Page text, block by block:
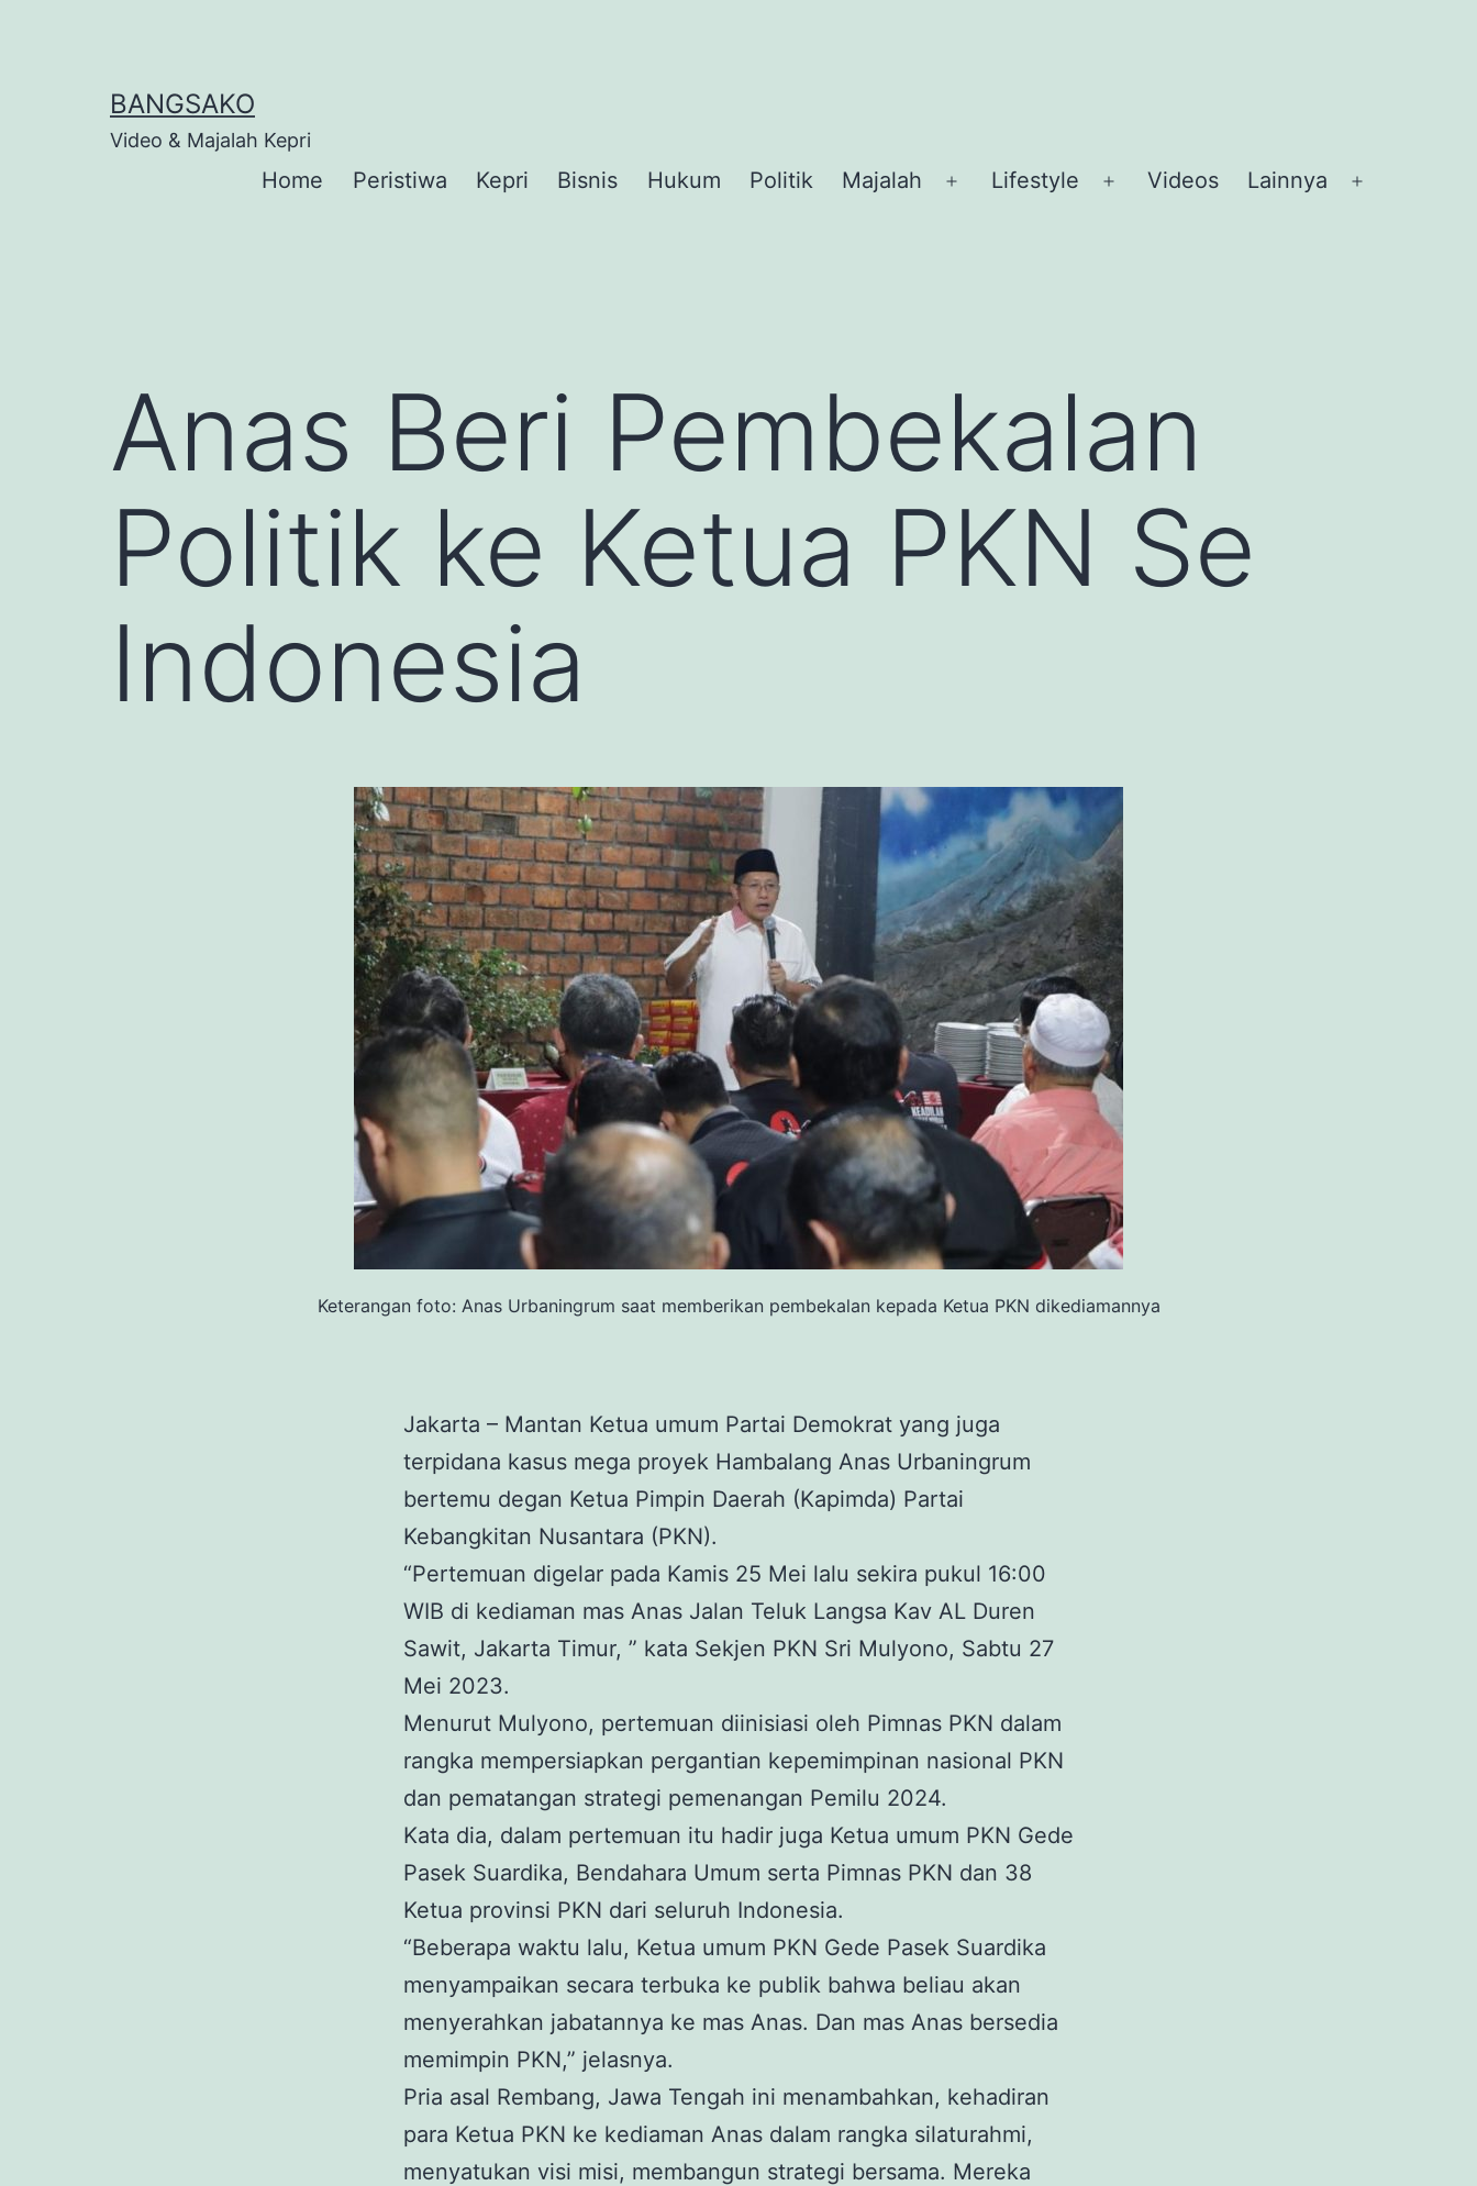
BANGSAKO
Video & Majalah Kepri
Home Peristiwa Kepri Bisnis Hukum Politik Majalah
Open
Lifestyle
Open
Videos Lainnya
Anas Beri Pembekalan
Politik ke Ketua PKN Se
Indonesia
Keterangan foto: Anas Urbaningrum saat memberikan pembekalan kepada Ketua PKN dikediamannya
Jakarta – Mantan Ketua umum Partai Demokrat yang juga
terpidana kasus mega proyek Hambalang Anas Urbaningrum
bertemu degan Ketua Pimpin Daerah (Kapimda) Partai
Kebangkitan Nusantara (PKN).
“Pertemuan digelar pada Kamis 25 Mei lalu sekira pukul 16:00
WIB di kediaman mas Anas Jalan Teluk Langsa Kav AL Duren
Sawit, Jakarta Timur, ” kata Sekjen PKN Sri Mulyono, Sabtu 27
Mei 2023.
Menurut Mulyono, pertemuan diinisiasi oleh Pimnas PKN dalam
rangka mempersiapkan pergantian kepemimpinan nasional PKN
dan pematangan strategi pemenangan Pemilu 2024.
Kata dia, dalam pertemuan itu hadir juga Ketua umum PKN Gede
Pasek Suardika, Bendahara Umum serta Pimnas PKN dan 38
Ketua provinsi PKN dari seluruh Indonesia.
“Beberapa waktu lalu, Ketua umum PKN Gede Pasek Suardika
menyampaikan secara terbuka ke publik bahwa beliau akan
menyerahkan jabatannya ke mas Anas. Dan mas Anas bersedia
memimpin PKN,” jelasnya.
Pria asal Rembang, Jawa Tengah ini menambahkan, kehadiran
para Ketua PKN ke kediaman Anas dalam rangka silaturahmi,
menyatukan visi misi, membangun strategi bersama. Mereka